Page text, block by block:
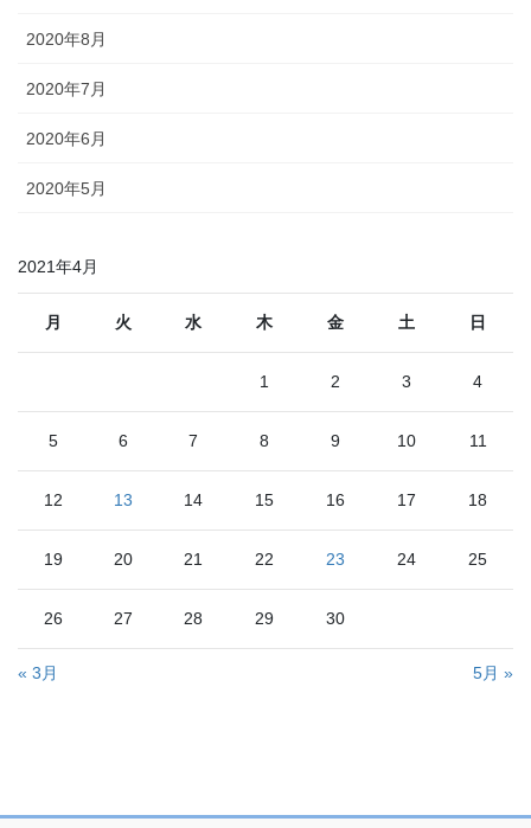
2020年8月
2020年7月
2020年6月
2020年5月
2021年4月
月 火 水 木 金 土 日
1 2 3 4
5 6 7 8 9 10 11
12 13 14 15 16 17 18
19 20 21 22 23 24 25
26 27 28 29 30
« 3月 5月 »